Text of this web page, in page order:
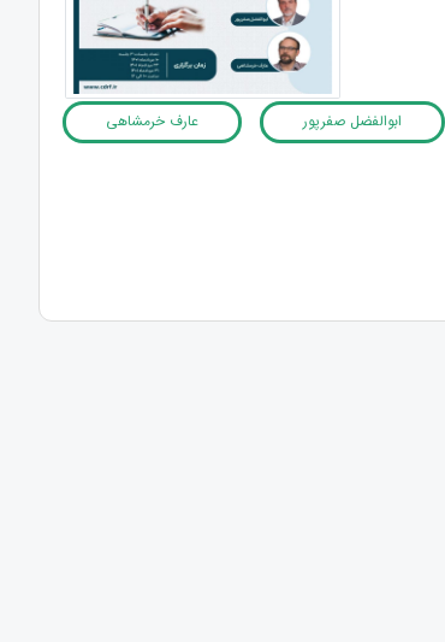
ابوالفضل صفرپور
عارف خرمشاهی